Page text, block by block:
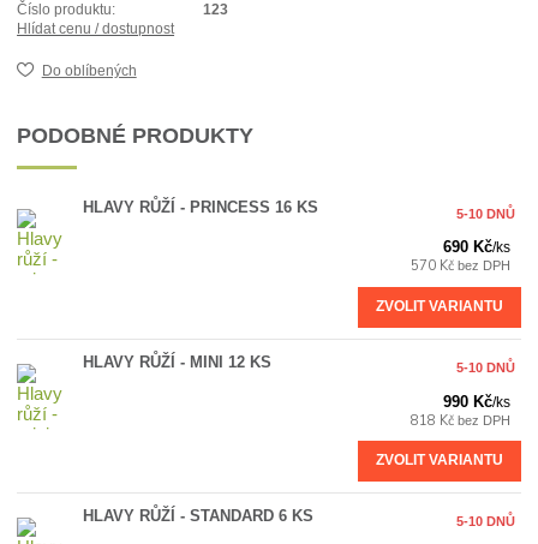
Číslo produktu:
123
Hlídat cenu / dostupnost
Do oblíbených
PODOBNÉ PRODUKTY
HLAVY RŮŽÍ - PRINCESS 16 KS
690 Kč/ks
570 Kč bez DPH
5-10 DNŮ
ZVOLIT VARIANTU
HLAVY RŮŽÍ - MINI 12 KS
990 Kč/ks
818 Kč bez DPH
5-10 DNŮ
ZVOLIT VARIANTU
HLAVY RŮŽÍ - STANDARD 6 KS 5-10 DNŮ